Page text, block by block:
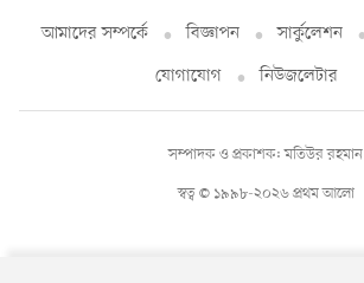
আমাদের সম্পর্কে বিজ্ঞাপন সার্কুলেশন
যোগাযোগ
নিউজলেটার
স্বত্ব © ১৯৯৮-২০২৬ প্রথম আলো
সম্পাদক ও প্রকাশক: মতিউর রহমান